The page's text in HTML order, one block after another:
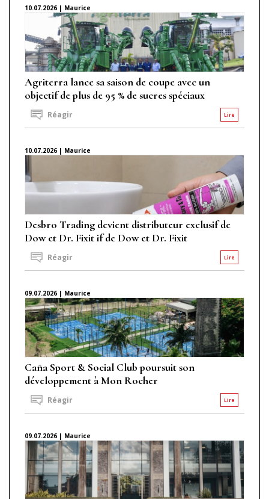
10.07.2026 | Maurice
Agriterra lance sa saison de coupe avec un
objectif de plus de 95 % de sucres spéciaux
Lire
Réagir
10.07.2026 | Maurice
Desbro Trading devient distributeur exclusif de
Dow et Dr. Fixit if de Dow et Dr. Fixit
Lire
Réagir
09.07.2026 | Maurice
Caña Sport & Social Club poursuit son
développement à Mon Rocher
Lire
Réagir
09.07.2026 | Maurice